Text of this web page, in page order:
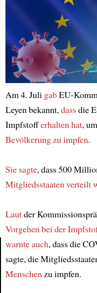
Article
Am 4. Juli gabEU-
Leyen bekannt,dassdie
Impfstofferhalten hat,
Bevölkerungzu impfen.
Sie sagte, dass 500
Mitgliedsstaatenverteilt
Lautder
Vorgehenbei der
warnte auch, dass die
sagte, die
Menschenzu impfen.